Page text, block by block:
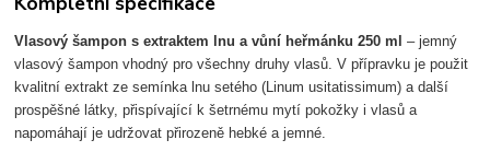
Vlasový šampon s extraktem lnu a vůní heřmánku 250 ml
– jemný
vlasový šampon vhodný pro všechny druhy vlasů. V přípravku je použit
kvalitní extrakt ze semínka lnu setého (Linum usitatissimum) a další
prospěšné látky, přispívající k šetrnému mytí pokožky i vlasů a
napomáhají je udržovat přirozeně hebké a jemné.